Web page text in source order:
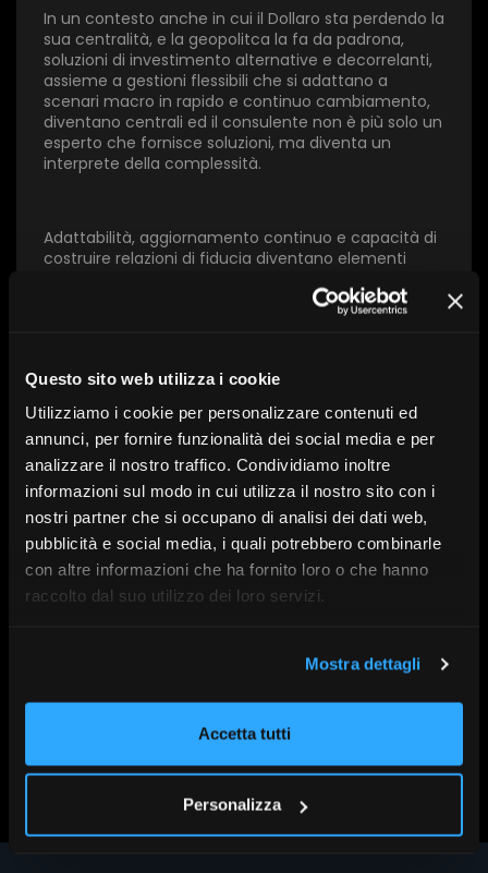
Questo sito web utilizza i cookie
Utilizziamo i cookie per personalizzare contenuti ed
annunci, per fornire funzionalità dei social media e per
analizzare il nostro traffico. Condividiamo inoltre
informazioni sul modo in cui utilizza il nostro sito con i
nostri partner che si occupano di analisi dei dati web,
pubblicità e social media, i quali potrebbero combinarle
con altre informazioni che ha fornito loro o che hanno
raccolto dal suo utilizzo dei loro servizi.
Mostra dettagli
Accetta tutti
Personalizza
In un contesto anche in cui il Dollaro sta perdendo la
sua centralità, e la geopolitca la fa da padrona,
soluzioni di investimento alternative e decorrelanti,
assieme a gestioni flessibili che si adattano a
scenari macro in rapido e continuo cambiamento,
diventano centrali ed il consulente non è più solo un
esperto che fornisce soluzioni, ma diventa un
interprete della complessità.
Adattabilità, aggiornamento continuo e capacità di
costruire relazioni di fiducia diventano elementi
di consulenza che sapranno integrare competenze
umane e innovazione tecnologica saranno quelle in
Con l’intervento di:Aldo Pigoli, Ned Naylor-Leyland,
Huw Davies, Stefano Gallizioli, Duccio Marconi
A cura di:Jupiter
Serie: SdR26
5 stars
4 stars
3 stars
2 stars
1 star
Invia